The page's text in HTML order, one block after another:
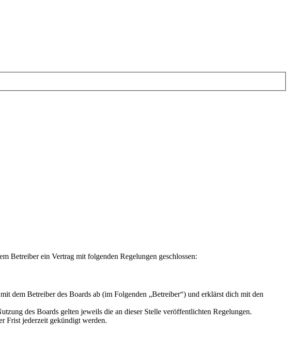
Betreiber ein Vertrag mit folgenden Regelungen geschlossen:
dem Betreiber des Boards ab (im Folgenden „Betreiber“) und erklärst dich mit den
des Boards gelten jeweils die an dieser Stelle veröffentlichten Regelungen.
Frist jederzeit gekündigt werden.